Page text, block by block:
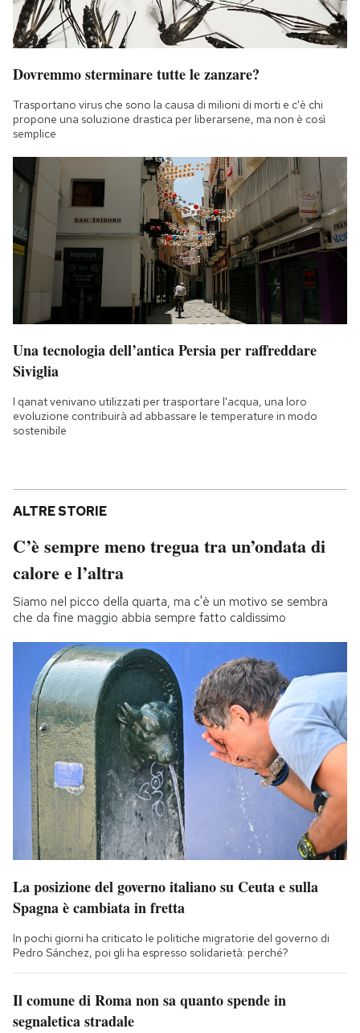
Dovremmo sterminare tutte le zanzare?
Trasportano virus che sono la causa di milioni di morti e c'è chi
propone una soluzione drastica per liberarsene, ma non è così
semplice
Una tecnologia dell’antica Persia per raffreddare
Siviglia
I qanat venivano utilizzati per trasportare l'acqua, una loro
evoluzione contribuirà ad abbassare le temperature in modo
sostenibile
ALTRE STORIE
C’è sempre meno tregua tra un’ondata di
calore e l’altra
Siamo nel picco della quarta, ma c'è un motivo se sembra
che da fine maggio abbia sempre fatto caldissimo
La posizione del governo italiano su Ceuta e sulla
Spagna è cambiata in fretta
In pochi giorni ha criticato le politiche migratorie del governo di
Pedro Sánchez, poi gli ha espresso solidarietà: perché?
Il comune di Roma non sa quanto spende in
segnaletica stradale